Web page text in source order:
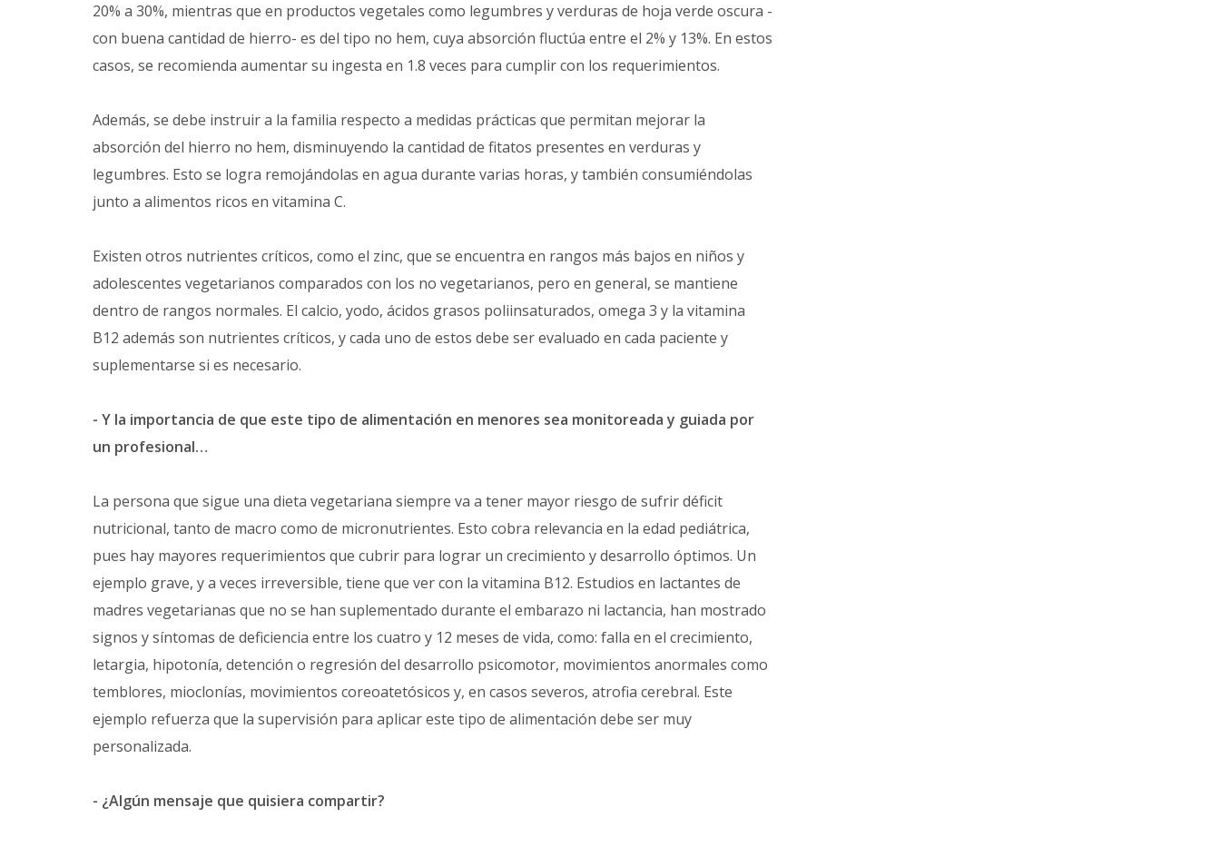
20% a 30%, mientras que en productos vegetales como legumbres y verduras de hoja verde oscura -
con buena cantidad de hierro- es del tipo no hem, cuya absorción fluctúa entre el 2% y 13%. En estos
casos, se recomienda aumentar su ingesta en 1.8 veces para cumplir con los requerimientos.
Además, se debe instruir a la familia respecto a medidas prácticas que permitan mejorar la
absorción del hierro no hem, disminuyendo la cantidad de fitatos presentes en verduras y
legumbres. Esto se logra remojándolas en agua durante varias horas, y también consumiéndolas
junto a alimentos ricos en vitamina C.
Existen otros nutrientes críticos, como el zinc, que se encuentra en rangos más bajos en niños y
adolescentes vegetarianos comparados con los no vegetarianos, pero en general, se mantiene
dentro de rangos normales. El calcio, yodo, ácidos grasos poliinsaturados, omega 3 y la vitamina
B12 además son nutrientes críticos, y cada uno de estos debe ser evaluado en cada paciente y
suplementarse si es necesario.
- Y la importancia de que este tipo de alimentación en menores sea monitoreada y guiada por
un profesional…
La persona que sigue una dieta vegetariana siempre va a tener mayor riesgo de sufrir déficit
nutricional, tanto de macro como de micronutrientes. Esto cobra relevancia en la edad pediátrica,
pues hay mayores requerimientos que cubrir para lograr un crecimiento y desarrollo óptimos. Un
ejemplo grave, y a veces irreversible, tiene que ver con la vitamina B12. Estudios en lactantes de
madres vegetarianas que no se han suplementado durante el embarazo ni lactancia, han mostrado
signos y síntomas de deficiencia entre los cuatro y 12 meses de vida, como: falla en el crecimiento,
letargia, hipotonía, detención o regresión del desarrollo psicomotor, movimientos anormales como
temblores, mioclonías, movimientos coreoatetósicos y, en casos severos, atrofia cerebral. Este
ejemplo refuerza que la supervisión para aplicar este tipo de alimentación debe ser muy
personalizada.
- ¿Algún mensaje que quisiera compartir?